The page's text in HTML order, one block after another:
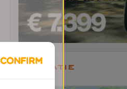
Locatie